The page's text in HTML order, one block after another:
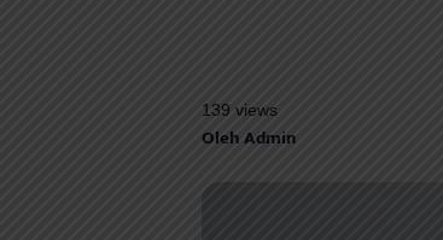
139 views
Oleh Admin